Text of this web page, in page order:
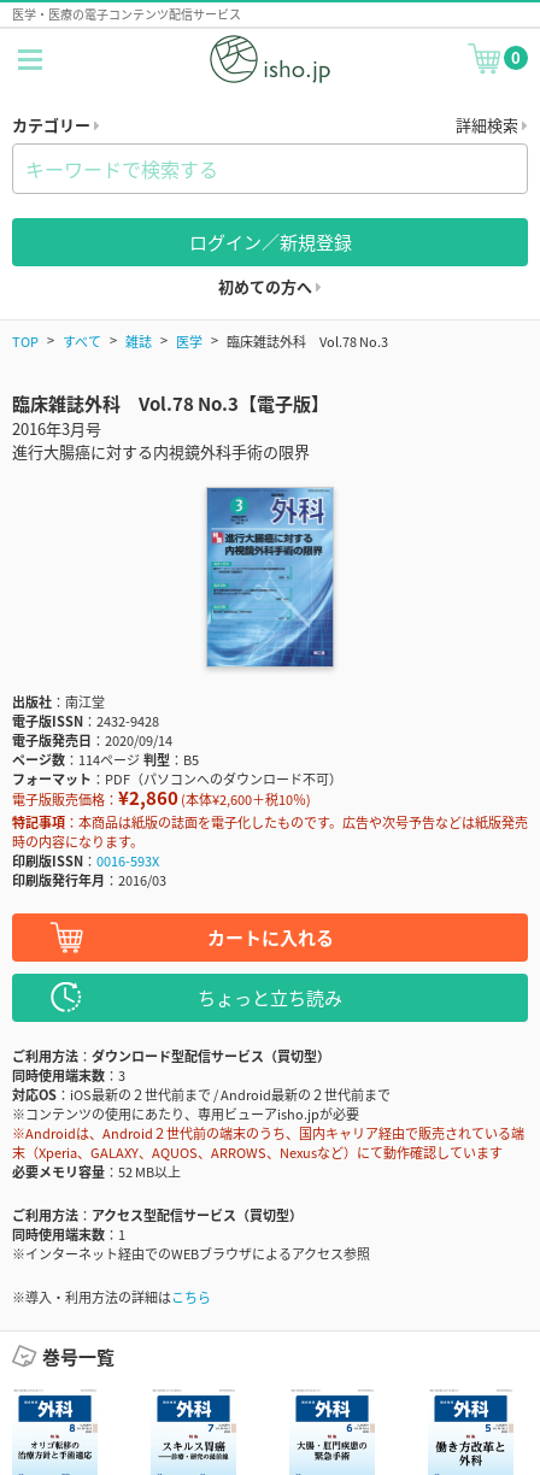
医学・医療の電子コンテンツ配信サービス
0
カテゴリー 詳細検索
ログイン／新規登録
初めての方へ
TOP すべて 雑誌 医学 臨床雑誌外科 Vol.78 No.3
臨床雑誌外科 Vol.78 No.3【電子版】
2016年3月号
進行大腸癌に対する内視鏡外科手術の限界
出版社
南江堂
電子版ISSN
2432-9428
電子版発売日
2020/09/14
ページ数
114ページ判型
B5
フォーマット
PDF（パソコンへのダウンロード不可）
電子版販売価格： ¥2,860(本体¥2,600＋税10％)
特記事項
本商品は紙版の誌面を電子化したものです。広告や次号予告などは紙版発売
時の内容になります。
印刷版ISSN
0016-593X
印刷版発行年月
2016/03
カートに入れる
ちょっと立ち読み
ご利用方法
ダウンロード型配信サービス（買切型）
同時使用端末数
3
対応OS
iOS最新の２世代前まで / Android最新の２世代前まで
※コンテンツの使用にあたり、専用ビューアisho.jpが必要
※Androidは、Android２世代前の端末のうち、国内キャリア経由で販売されている端
末（Xperia、GALAXY、AQUOS、ARROWS、Nexusなど）にて動作確認しています
必要メモリ容量
52 MB以上
ご利用方法
アクセス型配信サービス（買切型）
同時使用端末数
1
※インターネット経由でのWEBブラウザによるアクセス参照
※導入・利用方法の詳細はこちら
巻号一覧